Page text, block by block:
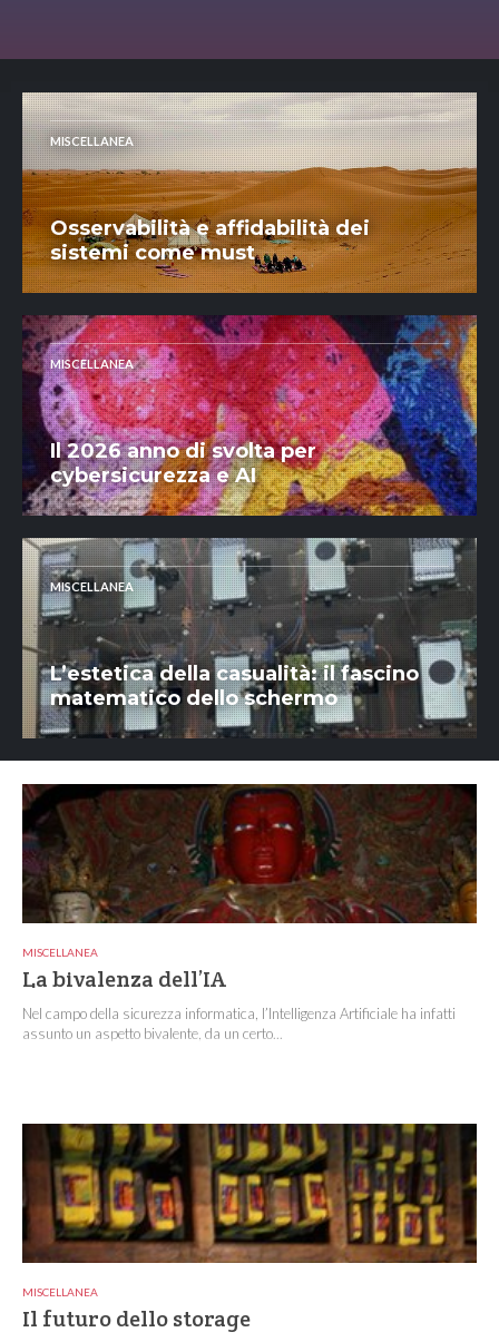
MISCELLANEA
Osservabilità e affidabilità dei
sistemi come must
MISCELLANEA
Il 2026 anno di svolta per
cybersicurezza e AI
MISCELLANEA
L’estetica della casualità: il fascino
matematico dello schermo
MISCELLANEA
La bivalenza dell’IA
Nel campo della sicurezza informatica, l’Intelligenza Artificiale ha infatti
assunto un aspetto bivalente, da un certo...
MISCELLANEA
Il futuro dello storage